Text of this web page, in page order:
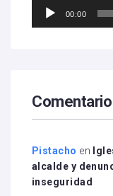
Reproductor
00:00
Pistacho en
alcalde y
inseguridad